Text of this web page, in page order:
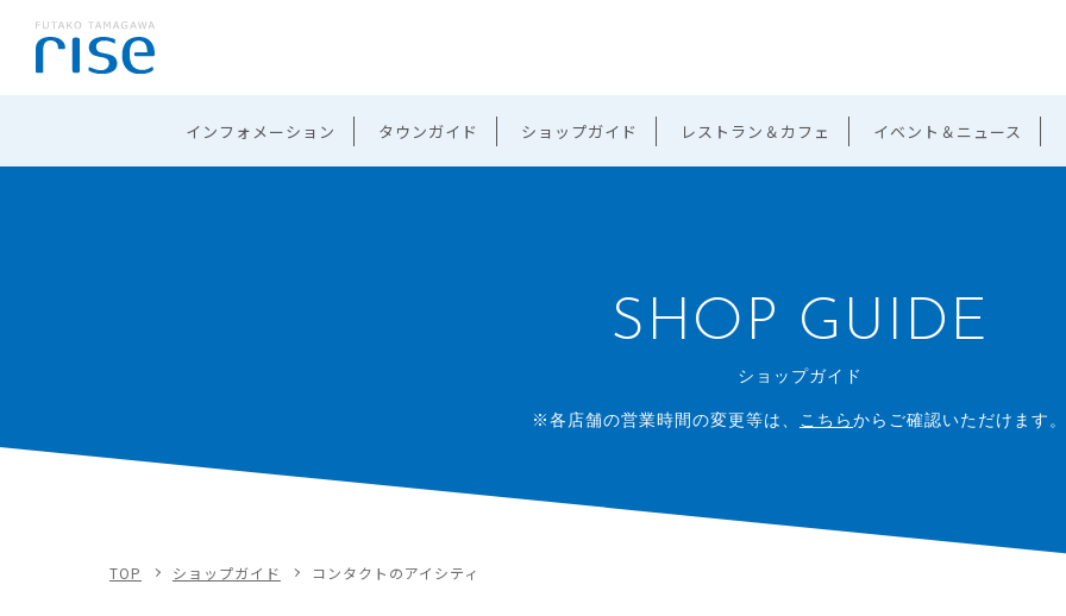
インフォメーション タウンガイド ショップガイド レストラン＆カフェ イベント＆ニュース
SHOP GUIDE
ショップガイド
※各店舗の営業時間の変更等は、 こちら からご確認いただけます。
TOP ショップガイド コンタクトのアイシティ